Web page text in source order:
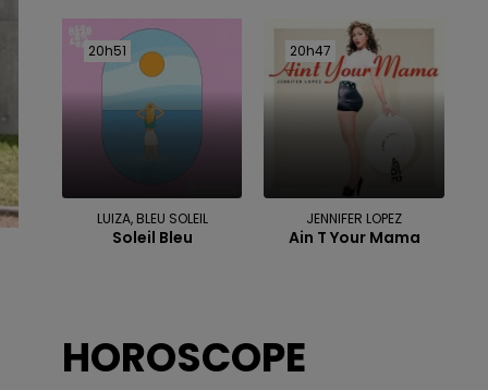
20h51
20h51
LUIZA, BLEU SOLEIL
Soleil Bleu
20h47
20h47
JENNIFER LOPEZ
Ain T Your Mama
HOROSCOPE